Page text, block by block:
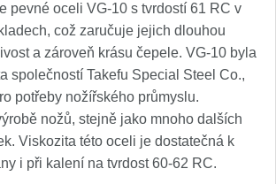
pevné oceli VG-10 s tvrdostí 61 RC v
což zaručuje jejich dlouhou
a zároveň krásu čepele. VG-10 byla
společností Takefu Special Steel Co.,
potřeby nožířského průmyslu.
nožů, stejně jako mnoho dalších
Viskozita této oceli je dostatečná k
i při kalení na tvrdost 60-62 RC.